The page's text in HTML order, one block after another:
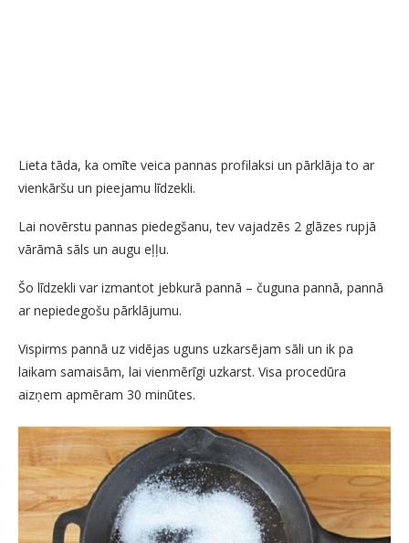
Lieta tāda, ka omīte veica pannas profilaksi un pārklāja to ar
vienkāršu un pieejamu līdzekli.
Lai novērstu pannas piedegšanu, tev vajadzēs 2 glāzes rupjā
vārāmā sāls un augu eļļu.
Šo līdzekli var izmantot jebkurā pannā – čuguna pannā, pannā
ar nepiedegošu pārklājumu.
Vispirms pannā uz vidējas uguns uzkarsējam sāli un ik pa
laikam samaisām, lai vienmērīgi uzkarst. Visa procedūra
aizņem apmēram 30 minūtes.